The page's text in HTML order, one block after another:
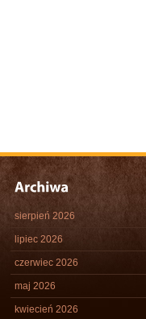
sierpień 2026
lipiec 2026
czerwiec 2026
maj 2026
kwiecień 2026